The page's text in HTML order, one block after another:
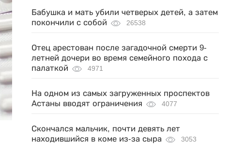
Бабушка и мать убили четверых детей, а затем
покончили с собой
26538
Отец арестован после загадочной смерти 9-
летней дочери во время семейного похода с
палаткой
4971
На одном из самых загруженных проспектов
Астаны вводят ограничения
4077
Скончался мальчик, почти девять лет
находившийся в коме из-за сыра
3053